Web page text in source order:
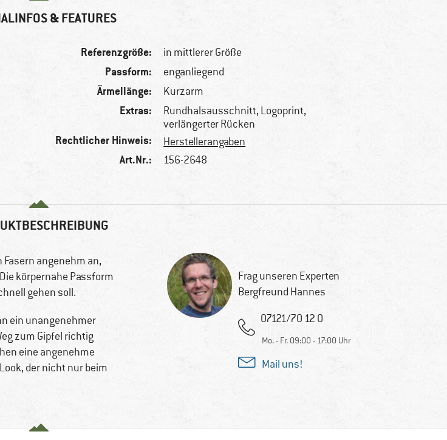
& FEATURES
Referenzgröße: in mittlerer Größe
Passform: enganliegend
Ärmellänge: Kurzarm
Extras:
Rundhalsausschnitt, Logoprint,
verlängerter Rücken
Rechtlicher Hinweis: Herstellerangaben
Art.Nr.: 156-2648
angenehm an,
körpernahe Passform
gehen soll.
ein unangenehmer
zum Gipfel richtig
eine angenehme
der nicht nur beim
Frag unseren Experten
Bergfreund Hannes
07121/70 12 0
Mo. - Fr. 09:00 - 17:00 Uhr
Mail uns!